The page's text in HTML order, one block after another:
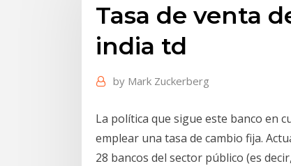
Tasa de venta
india td
by Mark Zuckerberg
La política que sigue este banco en
emplear una tasa de cambio fija.
28 bancos del sector público (es